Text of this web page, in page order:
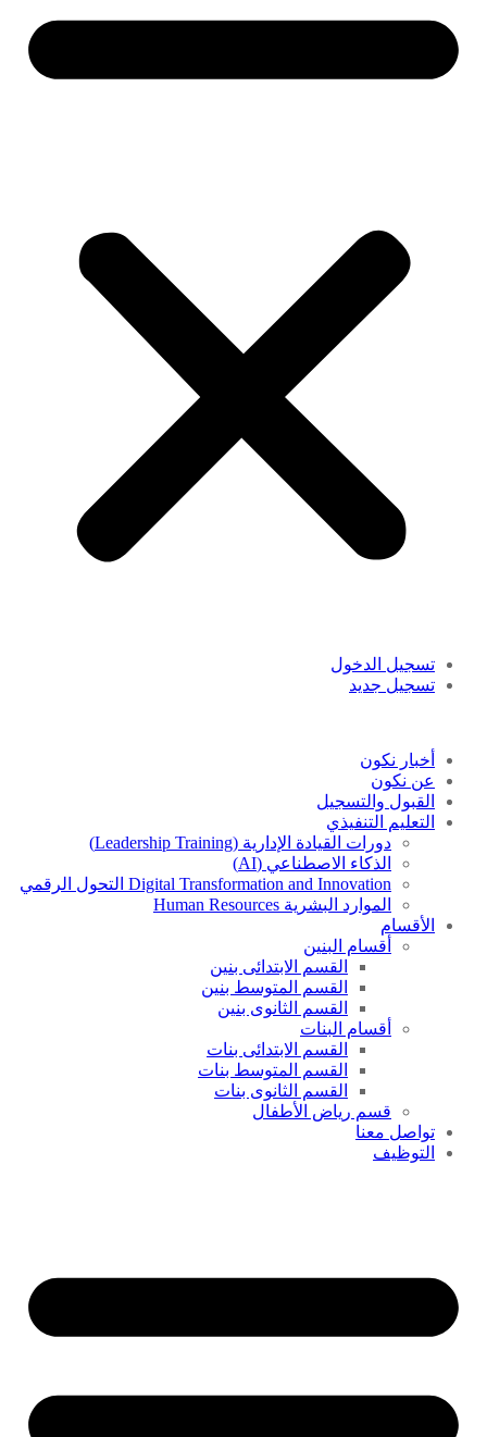
تسجيل الدخول
تسجيل جديد
أخبار نكون
عن نكون
القبول والتسجيل
التعليم التنفيذي
دورات القيادة الإدارية (Leadership Training)
الذكاء الاصطناعي (AI)
Digital Transformation and Innovation التحول الرقمي
الموارد البشرية Human Resources
الأقسام
أقسام البنين
القسم الابتدائى بنين
القسم المتوسط بنين
القسم الثانوى بنين
أقسام البنات
القسم الابتدائى بنات
القسم المتوسط بنات
القسم الثانوى بنات
قسم رياض الأطفال
تواصل معنا
التوظيف